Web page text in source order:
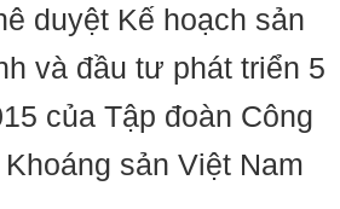
duyệt Kế hoạch sản
và đầu tư phát triển 5
của Tập đoàn Công
sản Việt Nam